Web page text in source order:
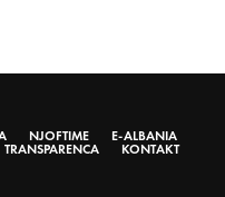
NJOFTIME
E-ALBANIA
TRANSPARENCA KONTAKT